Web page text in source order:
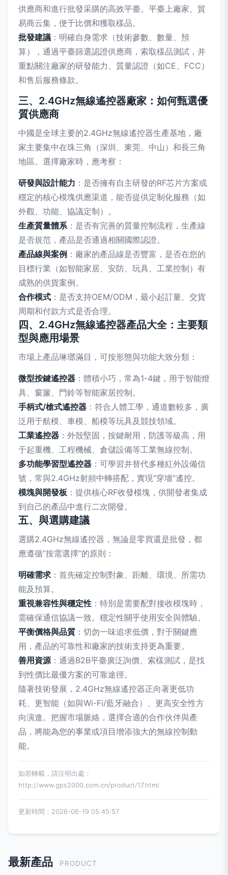
供應商和進行批發采購的高效平臺。平臺上廠家、貿
易商云集，便于比價和獲取樣品。
批發建議 ：明確自身需求（技術參數、數量、預
算），通過平臺篩選認證供應商，索取樣品測試，并
重點關注廠家的研發能力、質量認證（如CE、FCC）
和售后服務條款。
三、2.4GHz無線遙控器廠家：如何甄選優
質供應商
中國是全球主要的2.4GHz無線遙控器生產基地，廠
家主要集中在珠三角（深圳、東莞、中山）和長三角
地區。選擇廠家時，應考察：
研發與設計能力 ：是否擁有自主研發的RF芯片方案或
穩定的核心模塊供應渠道，能否提供定制化服務（如
外觀、功能、協議定制）。
生產質量體系：是否有完善的質量控制流程，生產線
是否規范，產品是否通過相關國際認證。
產品線與案例 ：廠家的產品線是否豐富，是否在您的
目標行業（如智能家居、安防、玩具、工業控制）有
成熟的供貨案例。
合作模式 ：是否支持OEM/ODM，最小起訂量、交貨
周期和付款方式是否合理。
四、2.4GHz無線遙控器產品大全：主要類
型與應用場景
市場上產品琳瑯滿目，可按形態與功能大致分類：
微型按鍵遙控器 ：體積小巧，常為1-4鍵，用于智能燈
具、窗簾、門鈴等智能家居控制。
手柄式/槍式遙控器 ：符合人體工學，通道數較多，廣
泛用于航模、車模、船模等玩具及競技領域。
工業遙控器 ：外殼堅固，按鍵耐用，防護等級高，用
于起重機、工程機械、倉儲設備等工業無線控制。
多功能學習型遙控器 ：可學習并替代多種紅外設備信
號，常與2.4GHz射頻中轉搭配，實現“穿墻”遙控。
模塊與開發板 ：提供核心RF收發模塊，供開發者集成
到自己的產品中進行二次開發。
五、與選購建議
選購2.4GHz無線遙控器，無論是零買還是批發，都
應遵循“按需選擇”的原則：
明確需求 ：首先確定控制對象、距離、環境、所需功
能及預算。
重視兼容性與穩定性 ：特別是需要配對接收模塊時，
需確保通信協議一致。穩定性關乎使用安全與體驗。
平衡價格與品質 ：切勿一味追求低價，對于關鍵應
用，產品的可靠性和廠家的技術支持更為重要。
善用資源：通過B2B平臺廣泛詢價、索樣測試，是找
到性價比最優方案的可靠途徑。
隨著技術發展，2.4GHz無線遙控器正向著更低功
耗、更智能（如與Wi-Fi/藍牙融合）、更高安全性方
向演進。把握市場脈絡，選擇合適的合作伙伴與產
品，將能為您的事業或項目增添強大的無線控制動
能。
如若轉載，請注明出處：
http://www.gps2000.com.cn/product/17.html
更新時間：2026-06-19 05:45:57
最新產品 PRODUCT